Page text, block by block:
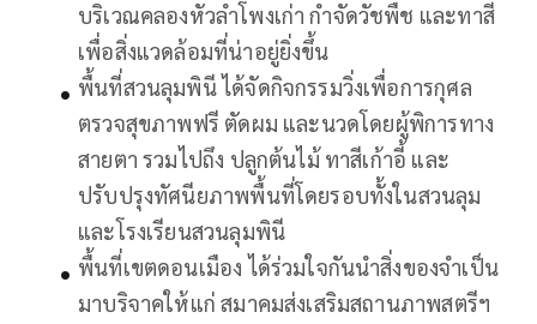
บริเวณคลองหัวลำโพงเก่า กำจัดวัชพืช และทาสี
เพื่อสิ่งแวดล้อมที่น่าอยู่ยิ่งขึ้น
พื้นที่สวนลุมพินี ได้จัดกิจกรรมวิ่งเพื่อการกุศล
ตรวจสุขภาพฟรี ตัดผม และนวดโดยผู้พิการทาง
สายตา รวมไปถึง ปลูกต้นไม้ ทาสีเก้าอี้ และ
ปรับปรุงทัศนียภาพพื้นที่โดยรอบทั้งในสวนลุม
และโรงเรียนสวนลุมพินี
พื้นที่เขตดอนเมือง ได้ร่วมใจกันนำสิ่งของจำเป็น
มาบริจาคให้แก่ สมาคมส่งเสริมสถานภาพสตรีฯ